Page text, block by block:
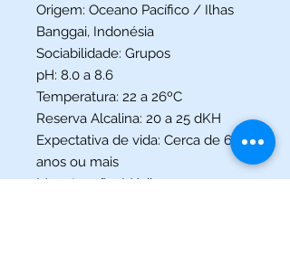
Origem: Oceano Pacífico / Ilhas
Banggai, Indonésia
Sociabilidade: Grupos
pH: 8.0 a 8.6
Temperatura: 22 a 26ºC
Reserva Alcalina: 20 a 25 dKH
Expectativa de vida: Cerca de 6
anos ou mais
Manutenção:Médio